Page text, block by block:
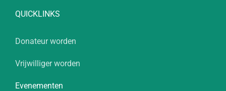
QUICKLINKS
Donateur worden
Vrijwilliger worden
Evenementen